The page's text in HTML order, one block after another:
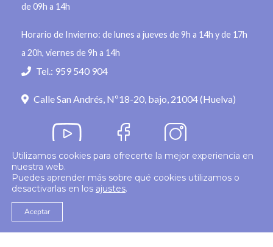
de 09h a 14h
Horario de Invierno: de lunes a jueves de 9h a 14h y de 17h
a 20h, viernes de 9h a 14h
Tel.: 959 540 904
Calle San Andrés, Nº18-20, bajo, 21004 (Huelva)
© 2026 Colegio Enfermería Huelva
Utilizamos cookies para ofrecerte la mejor experiencia en
nuestra web.
Puedes aprender más sobre qué cookies utilizamos o
desactivarlas en los ajustes.
Aceptar